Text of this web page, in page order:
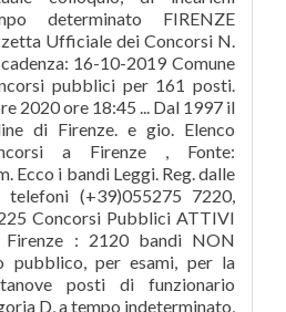
determinato FIRENZE
Ufficiale dei Concorsi N.
16-10-2019 Comune
pubblici per 161 posti.
2020 ore 18:45 ... Dal 1997 il
di Firenze. e gio. Elenco
a Firenze , Fonte:
Ecco i bandi Leggi. Reg. dalle
(+39)055275 7220,
Concorsi Pubblici ATTIVI
Firenze : 2120 bandi NON
pubblico, per esami, per la
posti di funzionario
D, a tempo indeterminato,